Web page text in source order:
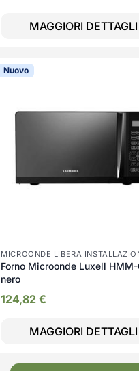
MAGGIORI DETTAGLI
Nuovo
MICROONDE LIBERA
Forno Microonde Luxell
nero
124,82€
MAGGIORI DETTAGLI